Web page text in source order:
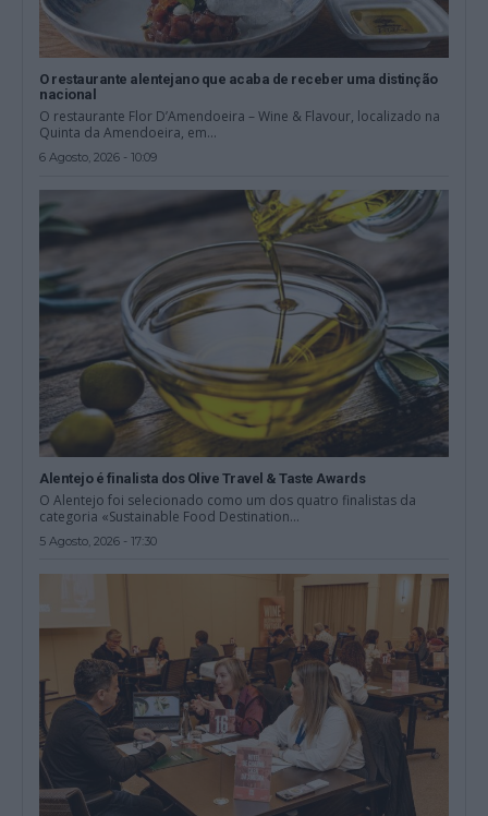
O restaurante alentejano que acaba de receber uma distinção
nacional
O restaurante Flor D’Amendoeira – Wine & Flavour, localizado na
Quinta da Amendoeira, em...
6 Agosto, 2026 - 10:09
Alentejo é finalista dos Olive Travel & Taste Awards
O Alentejo foi selecionado como um dos quatro finalistas da
categoria «Sustainable Food Destination...
5 Agosto, 2026 - 17:30